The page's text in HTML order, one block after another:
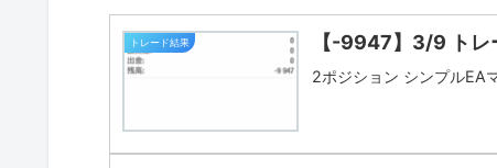
トレード結果 【-9947】3/9 トレ
2ポジション シンプルEA